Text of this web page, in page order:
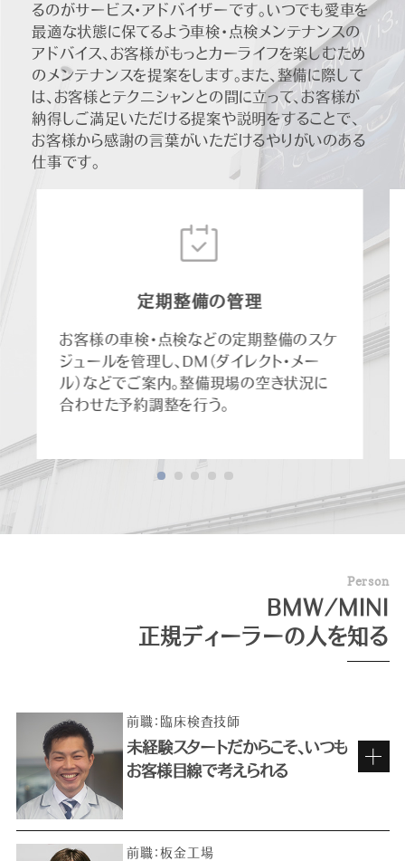
るのがサービス・アドバイザーです。いつでも愛車を
最適な状態に保てるよう車検・点検メンテナンスの
アドバイス、お客様がもっとカーライフを楽しむため
のメンテナンスを提案をします。また、整備に際して
は、お客様とテクニシャンとの間に立って、お客様が
納得しご満足いただける提案や説明をすることで、
お客様から感謝の言葉がいただけるやりがいのある
仕事です。
定期整備の管理
お客様の車検・点検などの定期整備のスケ
ジュールを管理し、DM（ダイレクト・メー
ル）などでご案内。整備現場の空き状況に
合わせた予約調整を行う。
Person
BMW/MINI
正規ディーラーの人を知る
前職：臨床検査技師
未経験スタートだからこそ、いつも
お客様目線で考えられる
前職：板金工場